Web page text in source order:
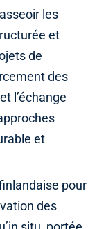
les
et
de
des
l’échange
et
pour
des